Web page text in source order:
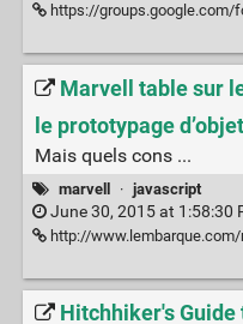
https://groups.google.com/
Marvell table sur
le prototypage
Mais quels cons ...
marvell · javascript
June 30, 2015 at 1:58:30
http://www.lembarque.com/marvell-table-sur-le-
Hitchhiker's